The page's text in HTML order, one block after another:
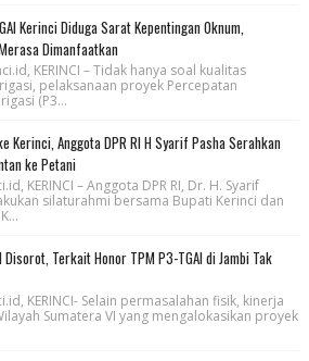
Kerinci Diduga Sarat Kepentingan Oknum,
Dimanfaatkan
KERINCI – Tidak hanya soal kualitas
pelaksanaan proyek Percepatan
(P3...
Kerinci, Anggota DPR RI H Syarif Pasha Serahkan
ke Petani
KERINCI – Anggota DPR RI, Dr. H. Syarif
silaturahmi bersama Bupati Kerinci dan
Disorot, Terkait Honor TPM P3-TGAI di Jambi Tak
KERINCI- Selain permasalahan fisik, kinerja
Sumatera VI yang mengalokasikan proyek